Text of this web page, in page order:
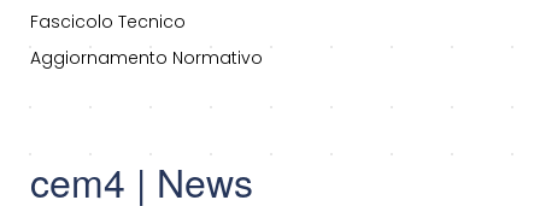
Fascicolo Tecnico
Aggiornamento Normativo
cem4 | News